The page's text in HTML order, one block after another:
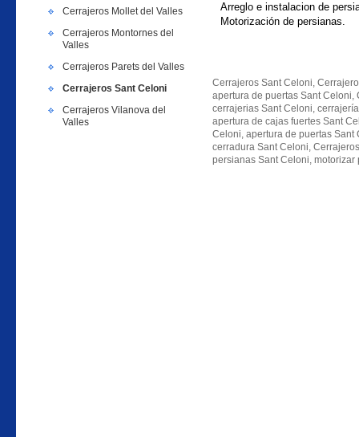
Cerrajeros Mollet del Valles
Cerrajeros Montornes del
Valles
Cerrajeros Parets del Valles
Cerrajeros Sant Celoni
Cerrajeros Vilanova del
Valles
Arreglo e instalacion de
Motorización de persianas.
Cerrajeros Sant Celoni,
apertura de puertas Sant
cerrajerias Sant Celoni,
apertura de cajas fuertes Sant
Celoni, apertura de puertas
cerradura Sant Celoni,
persianas Sant Celoni,